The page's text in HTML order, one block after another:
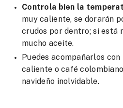
Controla bien la
muy caliente, se dorarán
crudos por dentro; si está
mucho aceite.
Puedes acompañarlos
caliente o café
navideño inolvidable.